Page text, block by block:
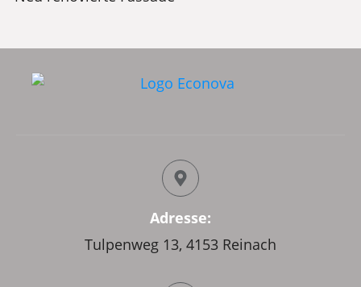
Adresse:
Tulpenweg 13, 4153 Reinach